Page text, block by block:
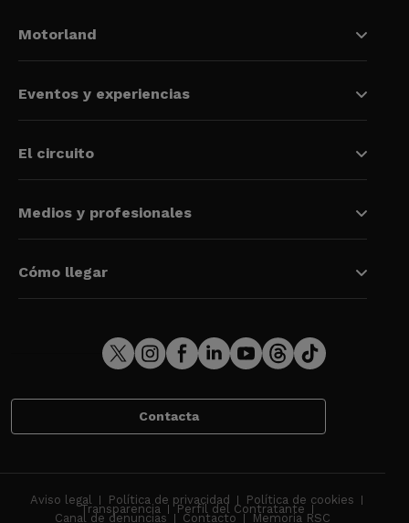
Motorland
Eventos y experiencias
El circuito
Medios y profesionales
Cómo llegar
Contacta
Aviso legal Política de privacidad Política de cookies
Transparencia Perfil del Contratante
Canal de denuncias Contacto Memoria RSC